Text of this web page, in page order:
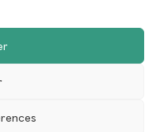
Action Climat.